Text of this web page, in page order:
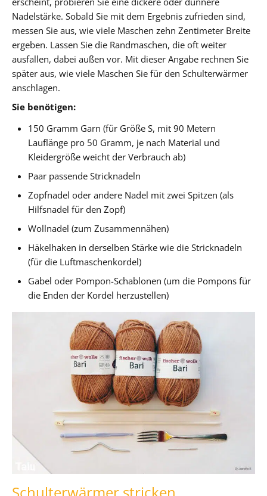
Nadelstärke. Sobald Sie mit dem Ergebnis zufrieden sind,
messen Sie aus, wie viele Maschen zehn Zentimeter Breite
ergeben. Lassen Sie die Randmaschen, die oft weiter
ausfallen, dabei außen vor. Mit dieser Angabe rechnen Sie
später aus, wie viele Maschen Sie für den Schulterwärmer
anschlagen.
Sie benötigen:
150 Gramm Garn (für Größe S, mit 90 Metern
Lauflänge pro 50 Gramm, je nach Material und
Kleidergröße weicht der Verbrauch ab)
Paar passende Stricknadeln
Zopfnadel oder andere Nadel mit zwei Spitzen (als
Hilfsnadel für den Zopf)
Wollnadel (zum Zusammennähen)
Häkelhaken in derselben Stärke wie die Stricknadeln
(für die Luftmaschenkordel)
Gabel oder Pompon-Schablonen (um die Pompons für
die Enden der Kordel herzustellen)